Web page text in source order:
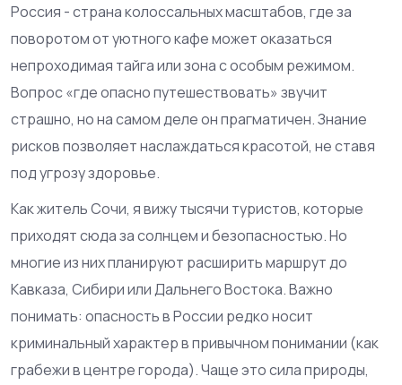
Россия - страна колоссальных масштабов, где за
поворотом от уютного кафе может оказаться
непроходимая тайга или зона с особым режимом.
Вопрос «где опасно путешествовать» звучит
страшно, но на самом деле он прагматичен. Знание
рисков позволяет наслаждаться красотой, не ставя
под угрозу здоровье.
Как житель Сочи, я вижу тысячи туристов, которые
приходят сюда за солнцем и безопасностью. Но
многие из них планируют расширить маршрут до
Кавказа, Сибири или Дальнего Востока. Важно
понимать: опасность в России редко носит
криминальный характер в привычном понимании (как
грабежи в центре города). Чаще это сила природы,